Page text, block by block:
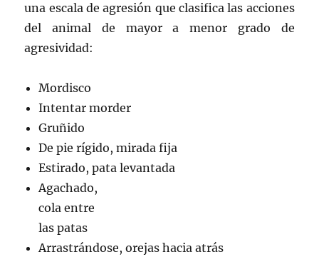
una escala de agresión que clasifica las acciones
del animal de mayor a menor grado de
agresividad:
Mordisco
Intentar morder
Gruñido
De pie rígido, mirada fija
Estirado, pata levantada
Agachado,
cola entre
las patas
Arrastrándose, orejas hacia atrás